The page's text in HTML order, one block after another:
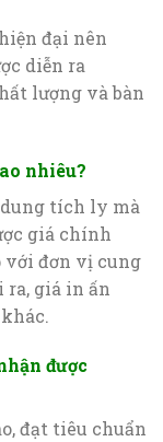
đại nên
diễn ra
lượng và bàn
nhiêu?
tích ly mà
giá chính
đơn vị cung
ra, giá in ấn
được
đạt tiêu chuẩn